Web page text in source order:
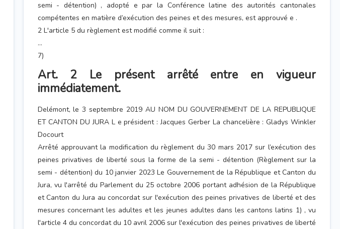
semi - détention) , adopté e par la Conférence latine des autorités cantonales
compétentes en matière d’exécution des peines et des mesures, est approuvé e .
2 L'article 5 du règlement est modifié comme il suit :
...
7)
Art. 2 Le présent arrêté entre en vigueur
immédiatement.
Delémont, le 3 septembre 2019 AU NOM DU GOUVERNEMENT DE LA REPUBLIQUE
ET CANTON DU JURA L e président : Jacques Gerber La chancelière : Gladys Winkler
Docourt
Arrêté approuvant la modification du règlement du 30 mars 2017 sur l’exécution des
peines privatives de liberté sous la forme de la semi - détention (Règlement sur la
semi - détention) du 10 janvier 2023 Le Gouvernement de la République et Canton du
Jura, vu l'arrêté du Parlement du 25 octobre 2006 portant adhésion de la République
et Canton du Jura au concordat sur l'exécution des peines privatives de liberté et des
mesures concernant les adultes et les jeunes adultes dans les cantons latins 1) , vu
l'article 4 du concordat du 10 avril 2006 sur l'exécution des peines privatives de liberté